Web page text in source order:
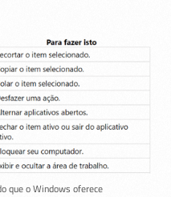
que o Windows oferece